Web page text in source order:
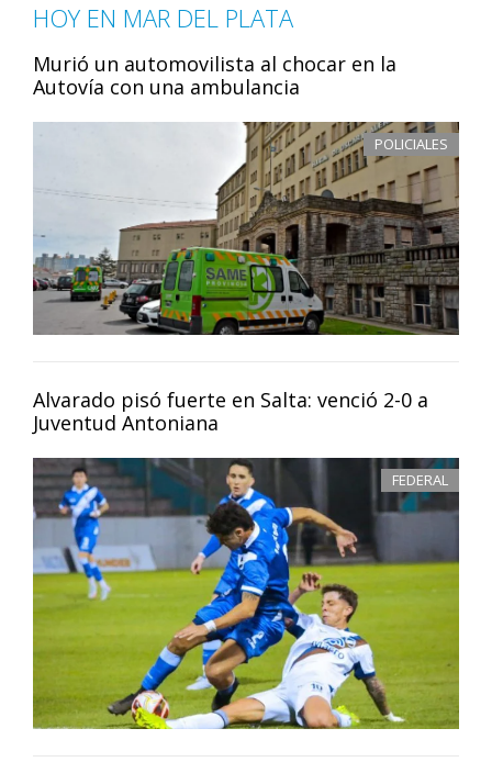
HOY EN MAR DEL PLATA
Murió un automovilista al chocar en la
Autovía con una ambulancia
POLICIALES
Alvarado pisó fuerte en Salta: venció 2-0 a
Juventud Antoniana
FEDERAL